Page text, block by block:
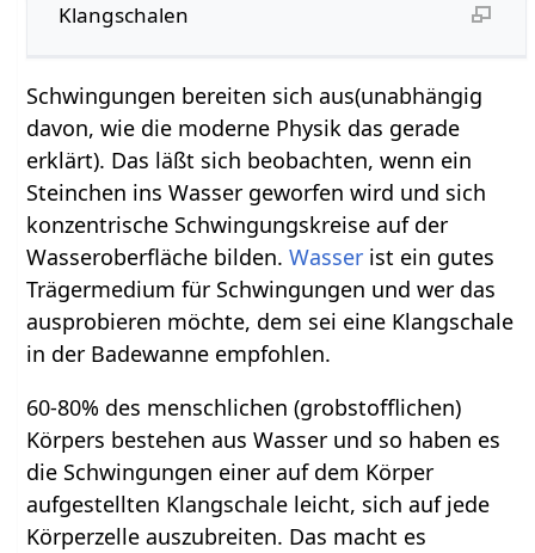
Klangschalen
Schwingungen bereiten sich aus(unabhängig
davon, wie die moderne Physik das gerade
erklärt). Das läßt sich beobachten, wenn ein
Steinchen ins Wasser geworfen wird und sich
konzentrische Schwingungskreise auf der
Wasseroberfläche bilden.Wasser ist ein gutes
Trägermedium für Schwingungen und wer das
ausprobieren möchte, dem sei eine Klangschale
in der Badewanne empfohlen.
60-80% des menschlichen (grobstofflichen)
Körpers bestehen aus Wasser und so haben es
die Schwingungen einer auf dem Körper
aufgestellten Klangschale leicht, sich auf jede
Körperzelle auszubreiten. Das macht es